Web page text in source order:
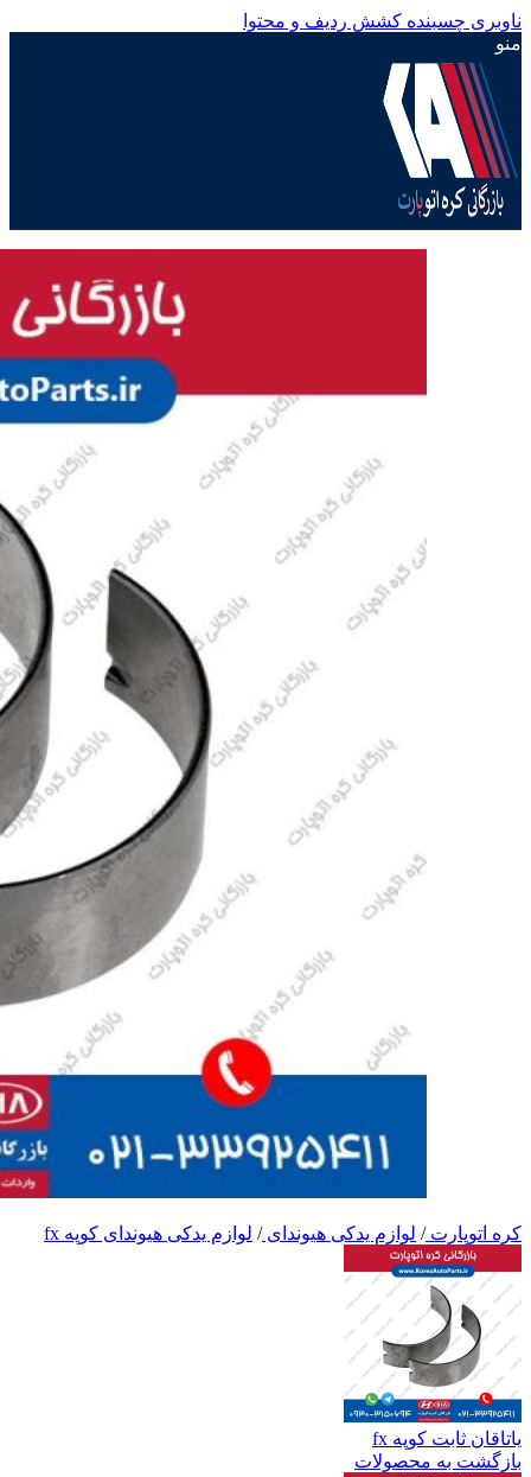
ناوبری چسبنده کشش ردیف و محتوا
منو
کره اتوپارت/ لوازم یدکی هیوندای/ لوازم یدکی هیوندای کوپه fx
یاتاقان ثابت کوپه fx
بازگشت به محصولات